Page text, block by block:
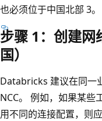
也必须位于中国北部 3。
步骤 1：创建
国）
Databricks 建议在同一
NCC。 例如，如果某些
用不同的连接配置，则